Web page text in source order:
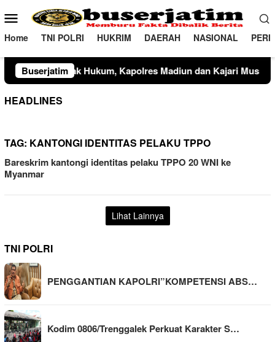
ke
konten
Menu
Mobile
Home TNI POLRI HUKRIM DAERAH NASIONAL
Buserjatim
Kapolres Madiun dan Kajari Musnahkan Barang Bukti
HEADLINES
TAG: KANTONGI IDENTITAS PELAKU TPPO
Bareskrim kantongi identitas pelaku TPPO 20 WNI ke
Myanmar
Lihat Lainnya
TNI POLRI
PENGGANTIAN KAPOLRI”KOMPETENSI ABS…
Kodim 0806/Trenggalek Perkuat Karakter S…